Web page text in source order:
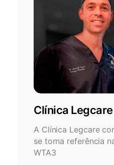
Clínica Legcare
A Clínica Legcare
se torna referência
WTA3